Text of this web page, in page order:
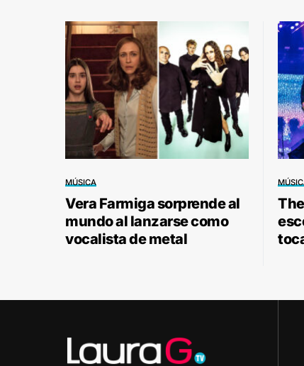
MÚSICA
Vera Farmiga sorprende al
mundo al lanzarse como
vocalista de metal